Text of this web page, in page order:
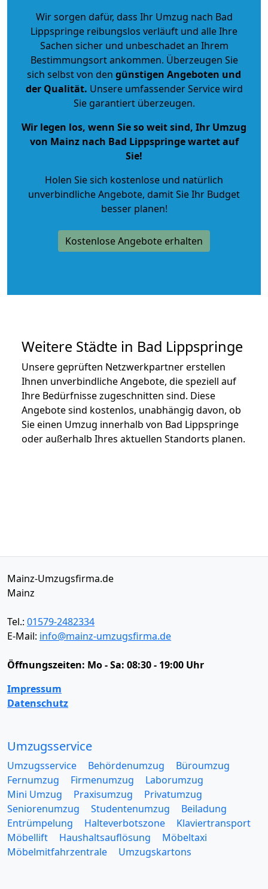
Wir sorgen dafür, dass Ihr Umzug nach Bad
Lippspringe reibungslos verläuft und alle Ihre
Sachen sicher und unbeschadet an Ihrem
Bestimmungsort ankommen. Überzeugen Sie
sich selbst von den günstigen Angeboten und
der Qualität. Unsere umfassender Service wird
Sie garantiert überzeugen.
Wir legen los, wenn Sie so weit sind, Ihr Umzug
von Mainz nach Bad Lippspringe wartet auf
Sie!
Holen Sie sich kostenlose und natürlich
unverbindliche Angebote, damit Sie Ihr Budget
besser planen!
Kostenlose Angebote erhalten
Weitere Städte in Bad Lippspringe
Unsere geprüften Netzwerkpartner erstellen
Ihnen unverbindliche Angebote, die speziell auf
Ihre Bedürfnisse zugeschnitten sind. Diese
Angebote sind kostenlos, unabhängig davon, ob
Sie einen Umzug innerhalb von Bad Lippspringe
oder außerhalb Ihres aktuellen Standorts planen.
Mainz-Umzugsfirma.de
Mainz
Tel.: 01579-2482334
E-Mail: info@mainz-umzugsfirma.de
Öffnungszeiten: Mo - Sa: 08:30 - 19:00 Uhr
Impressum
Datenschutz
Umzugsservice
Umzugsservice Behördenumzug
Büroumzug
Fernumzug
Firmenumzug
Laborumzug
Mini Umzug
Praxisumzug
Privatumzug
Seniorenumzug
Studentenumzug
Beiladung
Entrümpelung
Halteverbotszone
Klaviertransport
Möbellift
Haushaltsauflösung
Möbeltaxi
Möbelmitfahrzentrale
Umzugskartons